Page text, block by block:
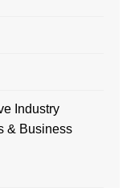
Industry
& Business